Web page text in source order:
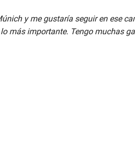
y me gustaría seguir en ese
más importante. Tengo muchas